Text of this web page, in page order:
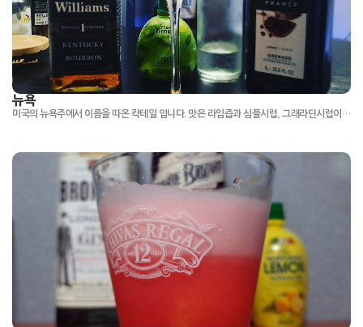
뉴욕
미국의 뉴욕주에서 이름을 따온 칵테일 입니다. 맛은 라임즙과 심플시럽, 그래라딘시럽이들어가 달달하면서 상큼하며 버번위스키의 맛도 잘느껴집니다.